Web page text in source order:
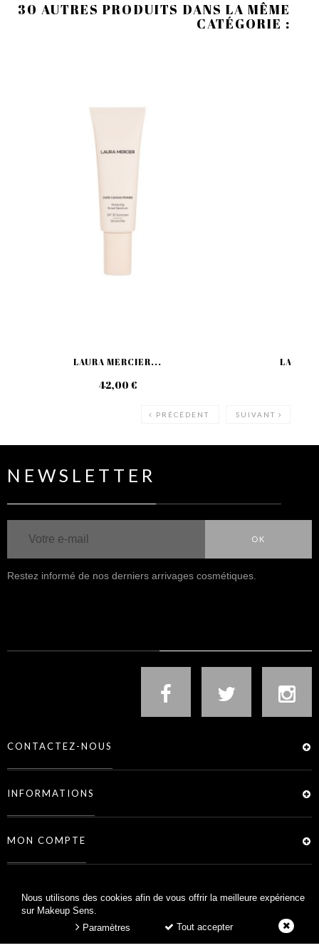
Nous utilisons des cookies afin de vous offrir la meilleure expérience
sur Makeup Sens.
Tout accepter
Paramètres
30 AUTRES PRODUITS DANS LA MÊME
CATÉGORIE :
LAURA MERCIER...
42,00 €
LAURA
PRÉCÉDENT SUIVANT
NEWSLETTER
OK
Restez informé de nos derniers arrivages cosmétiques.
CONTACTEZ-NOUS
INFORMATIONS
MON COMPTE